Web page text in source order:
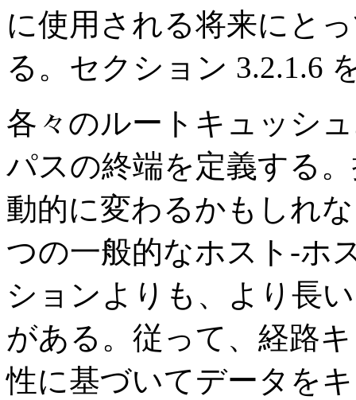
に使用される将来にと
る。セクション 3.2.1.6
各々のルートキュッシ
パスの終端を定義する
動的に変わるかもしれ
つの一般的なホスト-ホ
ションよりも、より長
がある。従って、経路
性に基づいてデータを